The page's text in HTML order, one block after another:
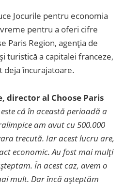
Jocurile pentru economia
pentru a oferi cifre
Paris Region, agenția de
turistică a capitalei franceze,
încurajatoare.
director al Choose Paris
că în această perioadă a
am avut cu 500.000
trecută. Iar acest lucru are,
economic. Au fost mai mulți
În acest caz, avem o
mult. Dar încă așteptăm